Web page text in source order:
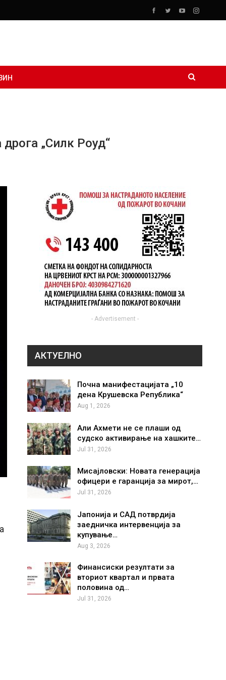
„Силк Роуд“
- Advertisement -
АКТУЕЛНО
Почна манифестацијата „10
дена Крушевска Република“
Aug 1, 2026
Али Ахмети не се плаши од
судско активирање на хашките…
Jul 31, 2026
Мисајловски: Новата генерација
офицери е гаранција за мирот,…
Jul 31, 2026
Јапонија и САД потврдија
заедничка интервенција за
купување…
Aug 3, 2026
Финансиски резултати за
вториот квартал и првата
половина од…
Jul 31, 2026